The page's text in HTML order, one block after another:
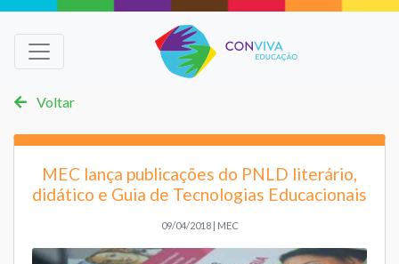
Voltar
MEC lança publicações do PNLD literário,
didático e Guia de Tecnologias Educacionais
09/04/2018 | MEC